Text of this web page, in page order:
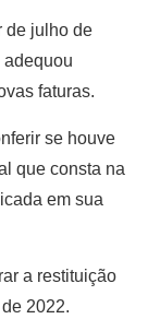
de julho de
adequou
faturas.
se houve
que consta na
em sua
a restituição
2022.